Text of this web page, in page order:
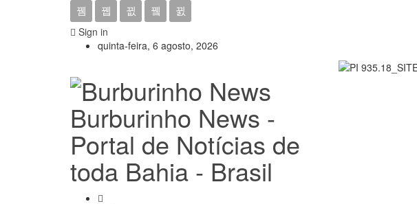
Sign in
quinta-feira, 6 agosto, 2026
Burburinho News -
Portal de Notícias de
toda Bahia - Brasil